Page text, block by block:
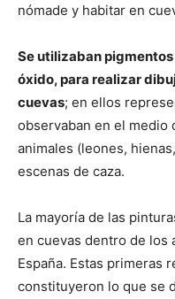
nómade y habitar en
Se utilizaban
óxido, para realizar
cuevas; en ellos
observaban en el medio
animales (leones,
escenas de caza.
La mayoría de las
en cuevas dentro de los
España. Estas primeras
constituyeron lo que se